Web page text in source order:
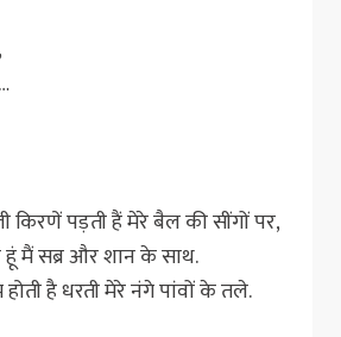
पड़ती हैं मेरे बैल की सींगों पर,
हूं मैं सब्र और शान के साथ.
है धरती मेरे नंगे पांवों के तले.